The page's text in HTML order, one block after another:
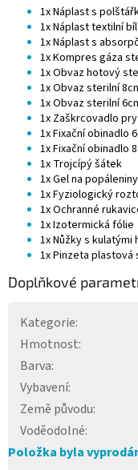
1x Náplast s
1x Náplast textilní
1x Náplast s
1x Kompres gáza
1x Obvaz hotový
1x Obvaz sterilní
1x Obvaz sterilní
1x Zaškrcovadlo
1x Fixační obinadlo
1x Fixační obinadlo
1x Trojcípý šátek
1x Gel na
1x Fyziologický
1x Ochranné
1x Izotermická fólie
1x Nůžky s kulatými
1x Pinzeta plastová
Doplňkové
Kategorie:
Hmotnost:
Barva:
Vybavení:
Země původu:
Voděodolné:
Položka byla